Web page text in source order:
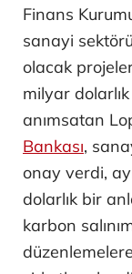
Finans
sanayi
olacak
milyar
anımsatan
Bankası,
onay verdi,
dolarlık bir
karbon